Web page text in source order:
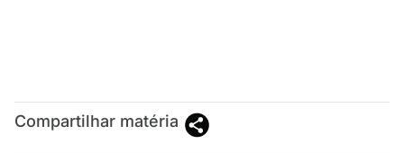
Compartilhar matéria